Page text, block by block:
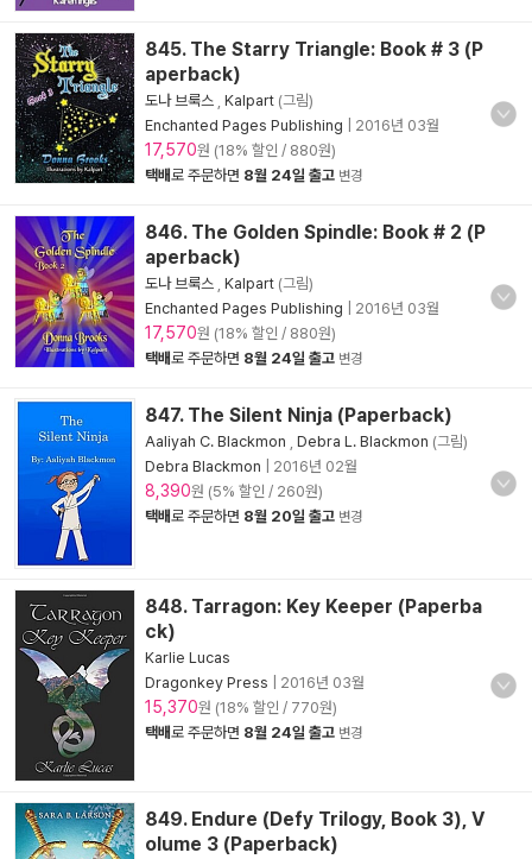
845. The Starry Triangle: Book # 3 (P
aperback)
도나 브룩스 Kalpart (그림)
Enchanted Pages Publishing
2016년 03월
17,570원 (18% 할인 / 880원)
택배로 주문하면 8월 24일 출고 변경
846. The Golden Spindle: Book # 2 (P
aperback)
도나 브룩스 Kalpart (그림)
Enchanted Pages Publishing
2016년 03월
17,570원 (18% 할인 / 880원)
택배로 주문하면 8월 24일 출고 변경
847. The Silent Ninja (Paperback)
Aaliyah C. Blackmon Debra L. Blackmon (그림)
Debra Blackmon
2016년 02월
8,390원 (5% 할인 / 260원)
택배로 주문하면 8월 20일 출고 변경
848. Tarragon: Key Keeper (Paperba
ck)
Karlie Lucas
Dragonkey Press
2016년 03월
15,370원 (18% 할인 / 770원)
택배로 주문하면 8월 24일 출고 변경
849. Endure (Defy Trilogy, Book 3), V
olume 3 (Paperback)